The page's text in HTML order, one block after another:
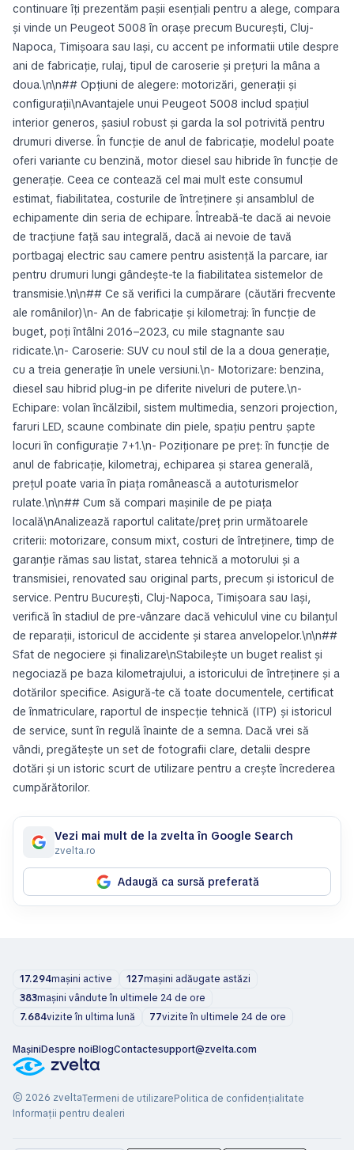
continuare îți prezentăm pașii esențiali pentru a alege, compara
și vinde un Peugeot 5008 în orașe precum București, Cluj-
Napoca, Timișoara sau Iași, cu accent pe informatii utile despre
ani de fabricație, rulaj, tipul de caroserie și prețuri la mâna a
doua.\n\n## Opțiuni de alegere: motorizări, generații și
configurații\nAvantajele unui Peugeot 5008 includ spațiul
interior generos, șasiul robust și garda la sol potrivită pentru
drumuri diverse. În funcție de anul de fabricație, modelul poate
oferi variante cu benzină, motor diesel sau hibride în funcție de
generație. Ceea ce contează cel mai mult este consumul
estimat, fiabilitatea, costurile de întreținere și ansamblul de
echipamente din seria de echipare. Întreabă-te dacă ai nevoie
de tracțiune față sau integrală, dacă ai nevoie de tavă
portbagaj electric sau camere pentru asistență la parcare, iar
pentru drumuri lungi gândește-te la fiabilitatea sistemelor de
transmisie.\n\n## Ce să verifici la cumpărare (căutări frecvente
ale românilor)\n- An de fabricație și kilometraj: în funcție de
buget, poți întâlni 2016–2023, cu mile stagnante sau
ridicate.\n- Caroserie: SUV cu noul stil de la a doua generație,
cu a treia generație în unele versiuni.\n- Motorizare: benzina,
diesel sau hibrid plug-in pe diferite niveluri de putere.\n-
Echipare: volan încălzibil, sistem multimedia, senzori projection,
faruri LED, scaune combinate din piele, spațiu pentru șapte
locuri în configurație 7+1.\n- Poziționare pe preț: în funcție de
anul de fabricație, kilometraj, echiparea și starea generală,
prețul poate varia în piața românească a autoturismelor
rulate.\n\n## Cum să compari mașinile de pe piața
locală\nAnalizează raportul calitate/preț prin următoarele
criterii: motorizare, consum mixt, costuri de întreținere, timp de
garanție rămas sau listat, starea tehnică a motorului și a
transmisiei, renovated sau original parts, precum și istoricul de
service. Pentru București, Cluj-Napoca, Timișoara sau Iași,
verifică în stadiul de pre-vânzare dacă vehiculul vine cu bilanțul
de reparații, istoricul de accidente și starea anvelopelor.\n\n##
Sfat de negociere și finalizare\nStabilește un buget realist și
negociază pe baza kilometrajului, a istoricului de întreținere și a
dotărilor specifice. Asigură-te că toate documentele, certificat
de înmatriculare, raportul de inspecție tehnică (ITP) și istoricul
de service, sunt în regulă înainte de a semna. Dacă vrei să
vândi, pregătește un set de fotografii clare, detalii despre
dotări și un istoric scurt de utilizare pentru a crește încrederea
cumpărătorilor.
Vezi mai mult de la zvelta în Google Search
zvelta.ro
Adaugă ca sursă preferată
17.294mașini active 127mașini adăugate astăzi
383mașini vândute în ultimele 24 de ore
7.684vizite în ultima lună 77vizite în ultimele 24 de ore
MașiniDespre noiBlogContactesupport@zvelta.com
© 2026 zveltaTermeni de utilizarePolitica de confidențialitate
Informații pentru dealeri